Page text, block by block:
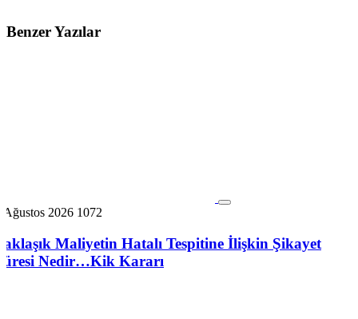
Benzer Yazılar
Ağustos 2026 1072
Maliyetin Hatalı Tespitine İlişkin Şikayet
Nedir…Kik Kararı